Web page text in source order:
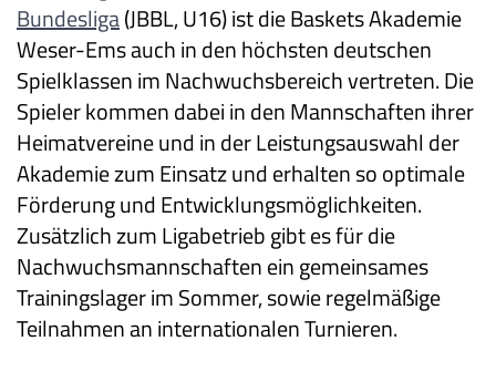
Bundesliga(JBBL, U16) ist die Baskets Akademie
Weser-Ems auch in den höchsten deutschen
Spielklassen im Nachwuchsbereich vertreten. Die
Spieler kommen dabei in den Mannschaften ihrer
Heimatvereine und in der Leistungsauswahl der
Akademie zum Einsatz und erhalten so optimale
Förderung und Entwicklungsmöglichkeiten.
Zusätzlich zum Ligabetrieb gibt es für die
Nachwuchsmannschaften ein gemeinsames
Trainingslager im Sommer, sowie regelmäßige
Teilnahmen an internationalen Turnieren.